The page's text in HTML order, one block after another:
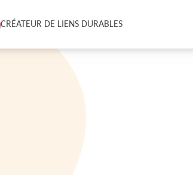
CRÉATEUR DE LIENS DURABLES